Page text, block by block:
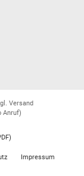
Versand
Anruf)
Impressum